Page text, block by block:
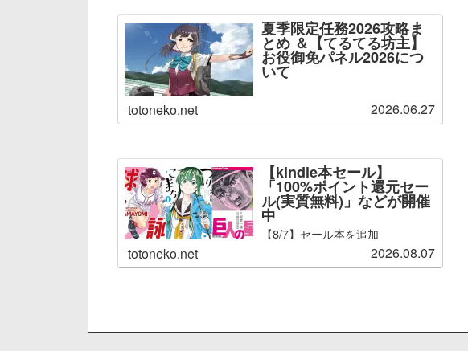
夏季限定任務2026攻略ま
とめ ＆【てるてる坊主】
お役御免パネル2026につ
いて
totoneko.net 2026.06.27
【kindle本セール】
「100%ポイント還元セー
ル(実質無料)」などが開催
中
【8/7】セール本を追加
totoneko.net 2026.08.07